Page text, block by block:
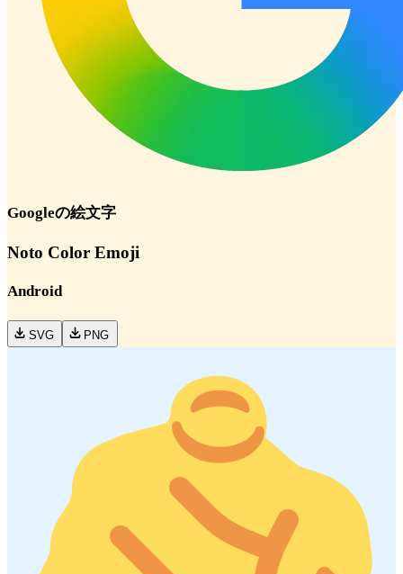
Googleの絵文字
Noto Color Emoji
Android
SVG PNG